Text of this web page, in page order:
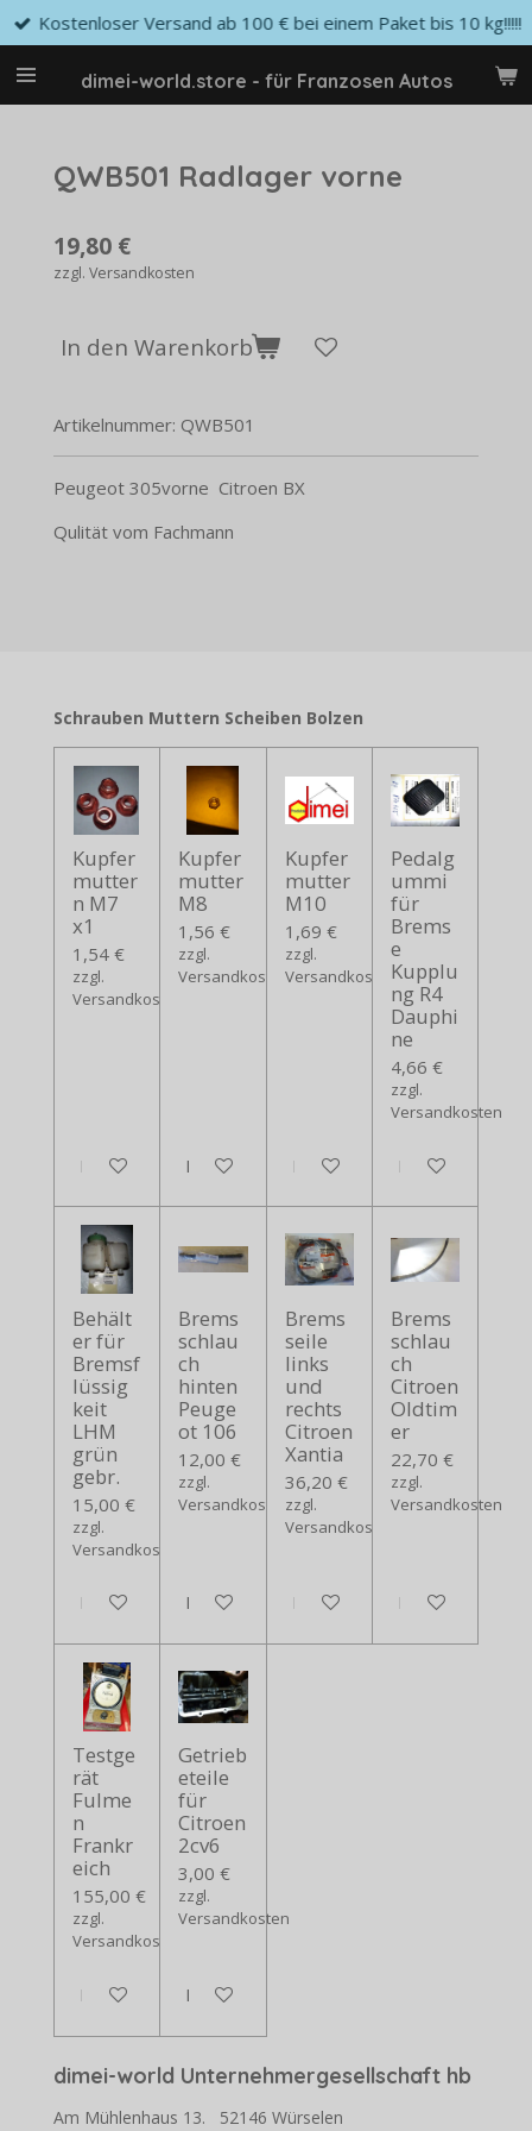
Zum
Hauptinhalt
springendimei-world.store - für Franzosen Autos
Kostenloser Versand ab 100 € bei einem Paket bis 10 kg!!!!!
QWB501 Radlager vorne
19,80 €
zzgl. Versandkosten
In den Warenkorb
Artikelnummer: QWB501
Peugeot 305vorne Citroen BX
Qulität vom Fachmann
Schrauben Muttern Scheiben Bolzen
Kupfer
mutter
n M7
x1
1,54 €
zzgl.
Versandkosten
In den Warenkorb
Kupfer
mutter
M8
1,56 €
zzgl.
Versandkosten
In den Warenkorb
Kupfer
mutter
M10
1,69 €
zzgl.
Versandkosten
In den Warenkorb
Pedalg
ummi
für
Brems
e
Kupplu
ng R4
Dauphi
ne
4,66 €
zzgl.
Versandkosten
In den
Behält
er für
Bremsf
lüssig
keit
LHM
grün
gebr.
15,00 €
zzgl.
Versandkosten
In den Warenkorb
Brems
schlau
ch
hinten
Peuge
ot 106
12,00 €
zzgl.
Versandkosten
In den Warenkorb
Brems
seile
links
und
rechts
Citroen
Xantia
36,20 €
zzgl.
Versandkosten
In den Warenkorb
Brems
schlau
ch
Citroen
Oldtim
er
22,70 €
zzgl.
Versandkosten
In den
Testge
rät
Fulme
n
Frankr
eich
155,00 €
zzgl.
Versandkosten
In den Warenkorb
Getrieb
eteile
für
Citroen
2cv6
3,00 €
zzgl.
Versandkosten
In den Warenkorb
dimei-world Unternehmergesellschaft hb
Am Mühlenhaus 13. 52146 Würselen